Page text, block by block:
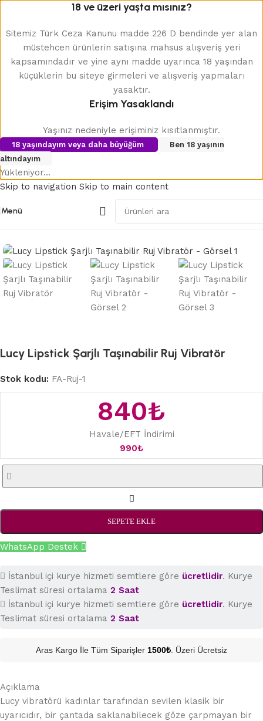
18 ve üzeri yaşta mısınız?
Sitemiz Türk Ceza Kanunu madde 226 D bendinde yer alan
müstehcen ürünlerin satışına mahsus alışveriş yeri
kapsamındadır ve yine aynı madde uyarınca 18 yaşından
küçüklerin bu siteye girmeleri ve alışveriş yapmaları
yasaktır.
Erişim Yasaklandı
Yaşınız nedeniyle erişiminiz kısıtlanmıştır.
18 yaşındayım veya daha büyüğüm
Ben 18 yaşının
altındayım
Yükleniyor...
Skip to navigation Skip to main content
Menü
Modern Vibratörler
Lucy Lipstick Şarjlı Taşınabilir Ruj Vibratör
Stok kodu: FA-Ruj-1
840₺
Havale/EFT İndirimi
990₺
SEPETE EKLE
WhatsApp Destek
İstanbul içi kurye hizmeti semtlere göre ücretlidir. Kurye
Teslimat süresi ortalama 2 Saat
İstanbul içi kurye hizmeti semtlere göre ücretlidir. Kurye
Teslimat süresi ortalama 2 Saat
Aras Kargo İle Tüm Siparişler 1500₺ . Üzeri Ücretsiz
Açıklama
Lucy vibratörü kadınlar tarafından sevilen klasik bir
uyarıcıdır, bir çantada saklanabilecek göze çarpmayan bir